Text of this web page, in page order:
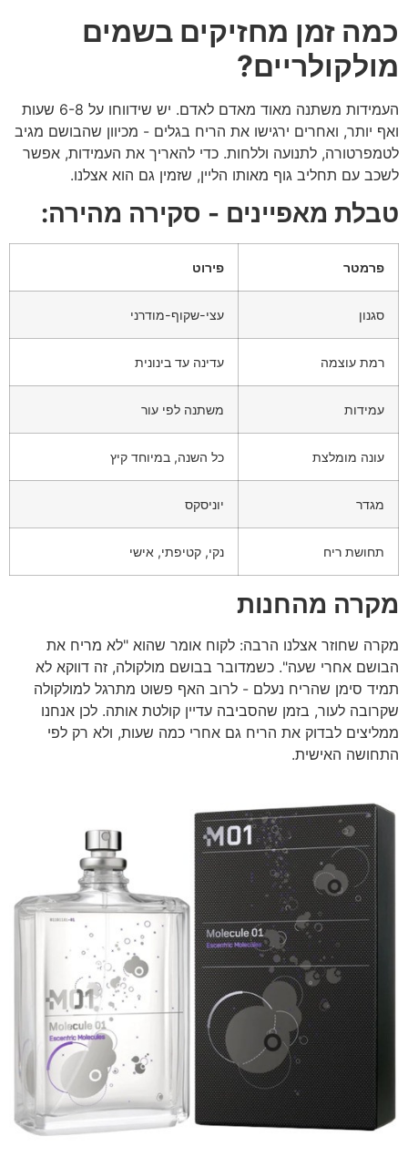
כמה זמן מחזיקים בשמים
מולקולריים?
העמידות משתנה מאוד מאדם לאדם. יש שידווחו על 6-8 שעות
ואף יותר, ואחרים ירגישו את הריח בגלים - מכיוון שהבושם מגיב
לטמפרטורה, לתנועה וללחות. כדי להאריך את העמידות, אפשר
לשכב עם תחליב גוף מאותו הליין, שזמין גם הוא אצלנו.
טבלת מאפיינים - סקירה מהירה:
פרמטר פירוט
סגנון עצי-שקוף-מודרני
רמת עוצמה עדינה עד בינונית
עמידות משתנה לפי עור
עונה מומלצת כל השנה, במיוחד קיץ
מגדר יוניסקס
תחושת ריח נקי, קטיפתי, אישי
מקרה מהחנות
מקרה שחוזר אצלנו הרבה: לקוח אומר שהוא "לא מריח את
הבושם אחרי שעה". כשמדובר בבושם מולקולה, זה דווקא לא
תמיד סימן שהריח נעלם - לרוב האף פשוט מתרגל למולקולה
שקרובה לעור, בזמן שהסביבה עדיין קולטת אותה. לכן אנחנו
ממליצים לבדוק את הריח גם אחרי כמה שעות, ולא רק לפי
התחושה האישית.